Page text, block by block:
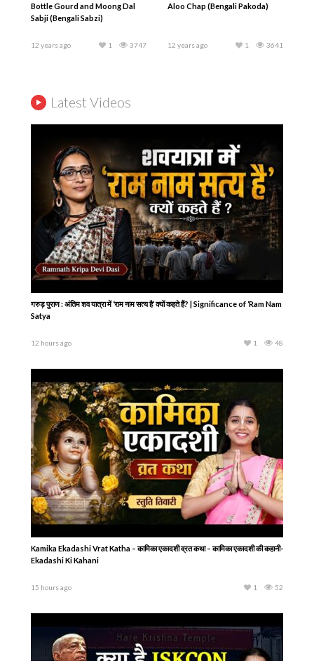
Bottle Gourd and Moong Dal
Sabji (Bengali Sabzi)
12 years ago 3747
1
Aloo Chap (Bengali Pakoda)
12 years ago 3641
1
Latest Videos
गरुड़ पुराण : अंतिम शव यात्रा में ‘राम नाम सत्य है’ क्यों कहते हैं? | Significance of ‘Ram Nam
Satya
12 hours ago 48
1
Kamika Ekadashi Vrat Katha – कामिका एकादशी व्रत कथा – कामिका एकादशी की कहानी-
Ekadashi Ki Kahani
15 hours ago 52
1